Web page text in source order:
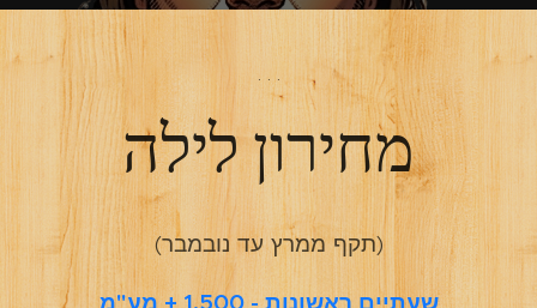
. . .
מחירון לילה
(תקף ממרץ עד נובמבר)
שעתיים ראשונות - 1,500 + מע"מ